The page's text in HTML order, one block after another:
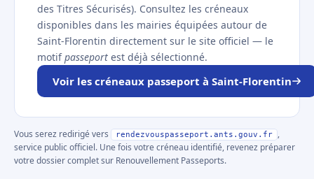
des Titres Sécurisés). Consultez les créneaux
disponibles dans les mairies équipées autour de
Saint-Florentin directement sur le site officiel — le
motifpasseport est déjà sélectionné.
Voir les créneaux passeport à Saint-Florentin
Vous serez redirigé vers rendezvouspasseport.ants.gouv.fr
,
service public officiel. Une fois votre créneau identifié, revenez préparer
votre dossier complet sur Renouvellement Passeports.